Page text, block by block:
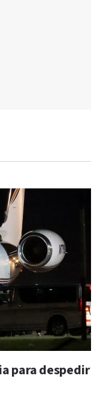
para despedir